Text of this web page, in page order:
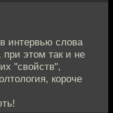
интервью слова
при этом так и не
"свойств",
короче